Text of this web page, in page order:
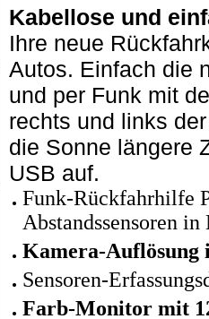
Kabellose und
Ihre neue
Autos. Einfach die
und per Funk mit
rechts und links
die Sonne längere
USB auf.
Funk-Rückfahrhilfe
Abstandssensoren
Kamera-Auflösung
Sensoren-
Farb-Monitor mit